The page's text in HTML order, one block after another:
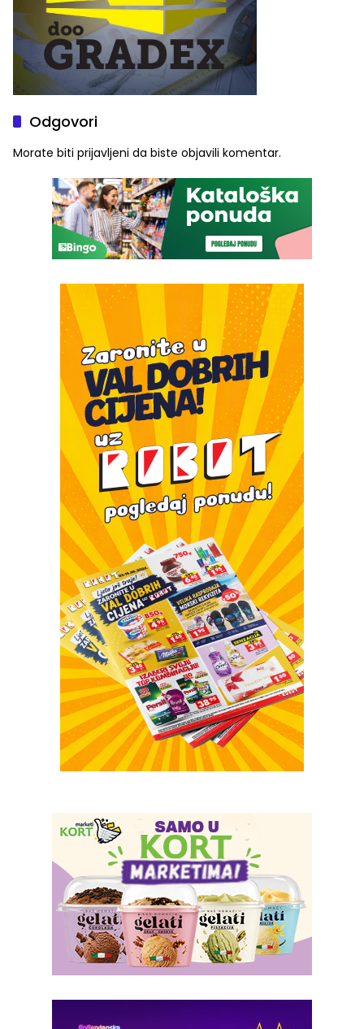
Odgovori
Morate biti prijavljeni da biste objavili komentar.